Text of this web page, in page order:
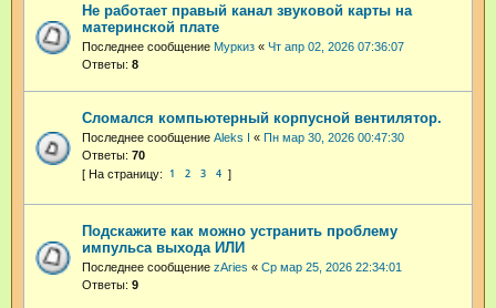
Не работает правый канал звуковой карты на
материнской плате
Последнее сообщение Муркиз « Чт апр 02, 2026 07:36:07
Ответы: 8
Сломался компьютерный корпусной вентилятор.
Последнее сообщение Aleks I « Пн мар 30, 2026 00:47:30
Ответы: 70
1 2 3 4
Подскажите как можно устранить проблему
импульса выхода ИЛИ
Последнее сообщение zAries « Ср мар 25, 2026 22:34:01
Ответы: 9